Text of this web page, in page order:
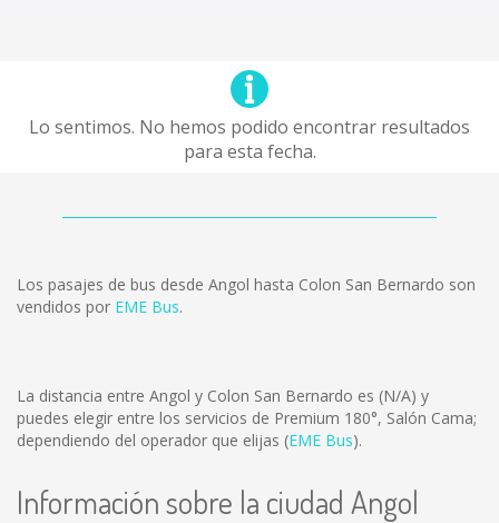
Lo sentimos. No hemos podido encontrar resultados
para esta fecha.
Los pasajes de bus desde Angol hasta Colon San Bernardo son
vendidos por EME Bus.
La distancia entre Angol y Colon San Bernardo es (N/A) y
puedes elegir entre los servicios de Premium 180°, Salón Cama;
dependiendo del operador que elijas (EME Bus).
Información sobre la ciudad Angol